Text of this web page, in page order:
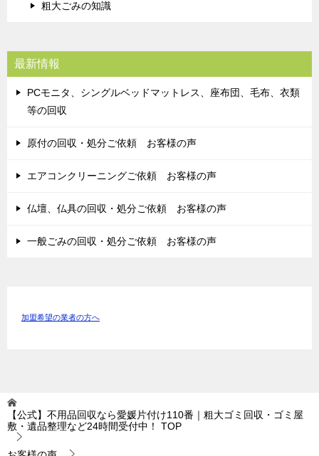
粗大ごみの知識
最新情報
PCモニタ、シングルベッドマットレス、座布団、毛布、衣類
等の回収
原付の回収・処分ご依頼 お客様の声
エアコンクリーニングご依頼 お客様の声
仏壇、仏具の回収・処分ご依頼 お客様の声
一般ごみの回収・処分ご依頼 お客様の声
加盟希望の業者の方へ
【公式】不用品回収なら愛媛片付け110番｜粗大ゴミ回収・ゴミ屋
敷・遺品整理など24時間受付中！
TOP